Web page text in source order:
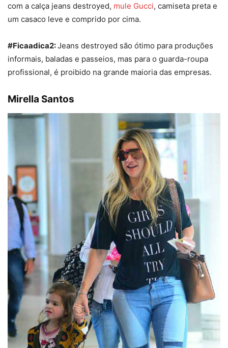
com a calça jeans destroyed, mule Gucci, camiseta preta e
um casaco leve e comprido por cima.
#Ficaadica2:Jeans destroyed são ótimo para produções
informais, baladas e passeios, mas para o guarda-roupa
profissional, é proibido na grande maioria das empresas.
Mirella Santos